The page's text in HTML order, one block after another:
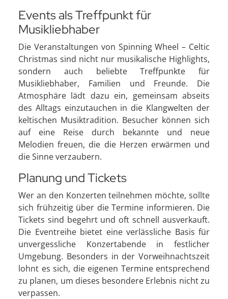
Events als Treffpunkt für
Musikliebhaber
Die Veranstaltungen von Spinning Wheel – Celtic
Christmas sind nicht nur musikalische Highlights,
sondern auch beliebte Treffpunkte für
Musikliebhaber, Familien und Freunde. Die
Atmosphäre lädt dazu ein, gemeinsam abseits
des Alltags einzutauchen in die Klangwelten der
keltischen Musiktradition. Besucher können sich
auf eine Reise durch bekannte und neue
Melodien freuen, die die Herzen erwärmen und
die Sinne verzaubern.
Planung und Tickets
Wer an den Konzerten teilnehmen möchte, sollte
sich frühzeitig über die Termine informieren. Die
Tickets sind begehrt und oft schnell ausverkauft.
Die Eventreihe bietet eine verlässliche Basis für
unvergessliche Konzertabende in festlicher
Umgebung. Besonders in der Vorweihnachtszeit
lohnt es sich, die eigenen Termine entsprechend
zu planen, um dieses besondere Erlebnis nicht zu
verpassen.